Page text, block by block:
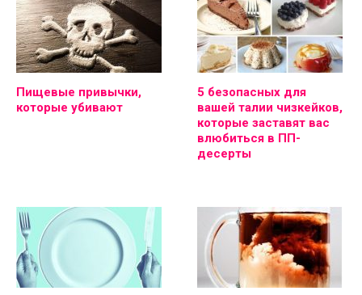
Пищевые привычки,
которые убивают
5 безопасных для
вашей талии чизкейков,
которые заставят вас
влюбиться в ПП-
десерты